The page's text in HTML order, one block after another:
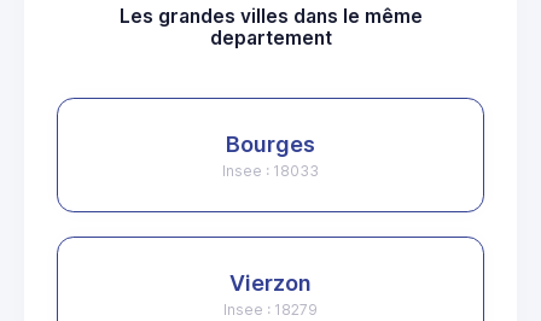
Les grandes villes dans le même
departement
Bourges
Insee : 18033
Vierzon
Insee : 18279